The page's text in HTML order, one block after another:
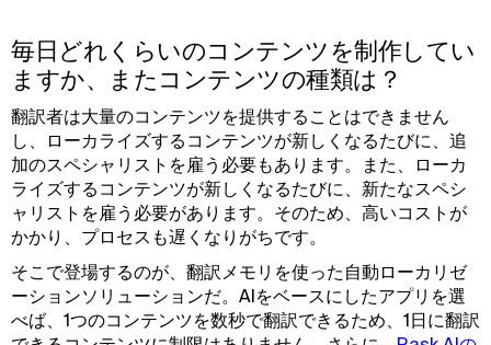
毎日どれくらいのコンテンツを制作してい
ますか、またコンテンツの種類は？
翻訳者は大量のコンテンツを提供することはできません
し、ローカライズするコンテンツが新しくなるたびに、追
加のスペシャリストを雇う必要もあります。また、ローカ
ライズするコンテンツが新しくなるたびに、新たなスペシ
ャリストを雇う必要があります。そのため、高いコストが
かかり、プロセスも遅くなりがちです。
そこで登場するのが、翻訳メモリを使った自動ローカリゼ
ーションソリューションだ。AIをベースにしたアプリを選
べば、1つのコンテンツを数秒で翻訳できるため、1日に翻訳